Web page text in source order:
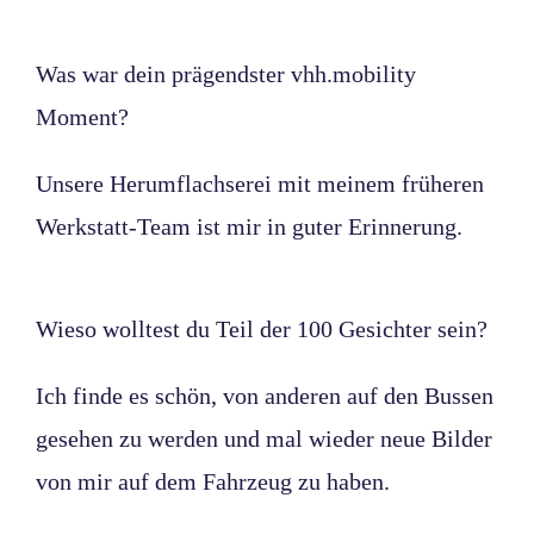
Was war dein prägendster vhh.mobility
Moment?
Unsere Herumflachserei mit meinem früheren
Werkstatt-Team ist mir in guter Erinnerung.
Wieso wolltest du Teil der 100 Gesichter sein?
Ich finde es schön, von anderen auf den Bussen
gesehen zu werden und mal wieder neue Bilder
von mir auf dem Fahrzeug zu haben.